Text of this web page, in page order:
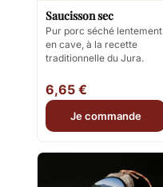
Saucisson sec
Pur porc séché lentement
en cave, à la recette
traditionnelle du Jura.
6,65 €
Je commande